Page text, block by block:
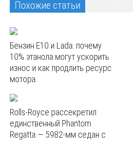
Похожие статьи
Бензин E10 и Lada: почему
10% этанола могут ускорить
износ и как продлить ресурс
мотора
Rolls-Royce рассекретил
единственный Phantom
Regatta — 5982‑мм седан с